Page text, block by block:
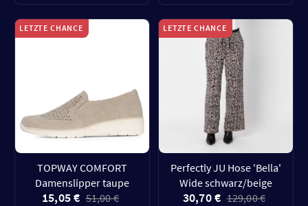
LETZTE CHANCE
TOPWAY COMFORT
Damenslipper taupe
15,05 € 51,00 €
LETZTE CHANCE
Perfectly JU Hose 'Bella'
Wide schwarz/beige
30,70 € 129,00 €